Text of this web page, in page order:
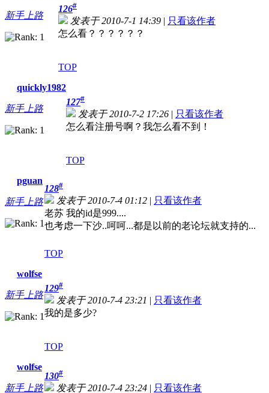
新手上路
126#
发表于 2010-7-1 14:39 | 只看该作者
怎么看？？？？？？
TOP
quickly1982
新手上路
127#
发表于 2010-7-2 17:26 | 只看该作者
怎么看注册号啊？我怎么看不到！
TOP
pguan
新手上路
128#
发表于 2010-7-4 01:12 | 只看该作者
老苏 我的id是999....
也考虑一下沙..呵呵...都是以前的老论坛就支持的...
TOP
wolfse
新手上路
129#
发表于 2010-7-4 23:21 | 只看该作者
我的是多少?
TOP
wolfse
新手上路
130#
发表于 2010-7-4 23:24 | 只看该作者